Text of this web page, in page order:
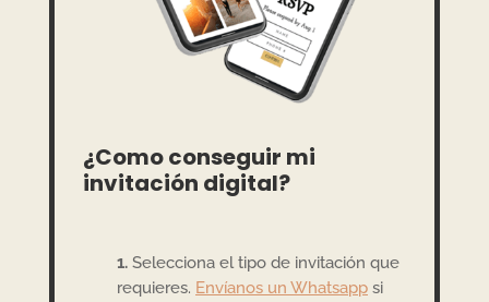
¿Como conseguir mi
invitación digital?
1.Selecciona el tipo de invitación que
requieres. Envíanos un Whatsappsi